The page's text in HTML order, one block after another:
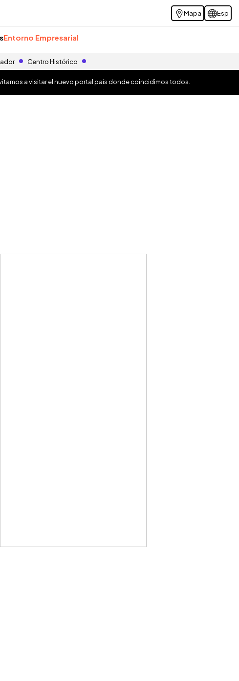
Mapa Esp
Entorno Empresarial
Centro Histórico
a visitar el nuevo portal país donde coincidimos todos.